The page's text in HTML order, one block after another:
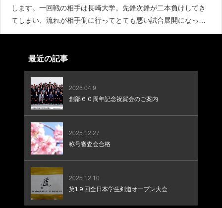
します。一回戦の相手は長崎大学。先鋒次鋒が二本負けしてき
てしまい、流れが相手側に行ってとても悪い試合展開になって
しまいました。打つ機会を探してしまい、打つべきところを逃
最近の記事
2026.04.9
創部６０周年記念祝賀会のご案内
2025.12.27
称号審査会合格
2025.12.10
第1９回全日本学生剣道オープン大会